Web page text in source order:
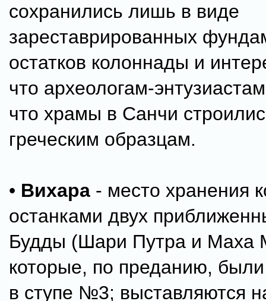
сохранились лишь в виде
зареставрированных
остатков колоннады и
что археологам-
что храмы в Санчи
греческим образцам.
• Вихара - место хранения
останками двух
Будды (Шари Путра и Маха
которые, по преданию,
в ступе №3; выставляются